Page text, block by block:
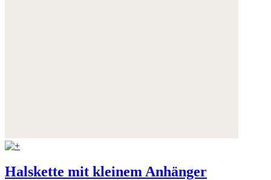
Halskette mit kleinem Anhänger